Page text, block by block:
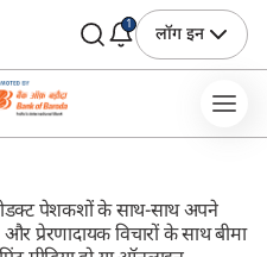
1 लॉग इन
पेशकशों के साथ-साथ अपने
प्रेरणादायक विचारों के साथ बीमा